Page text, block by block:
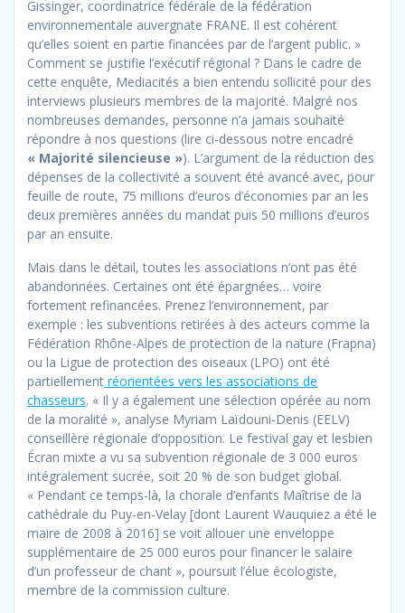
Gissinger, coordinatrice fédérale de la fédération
environnementale auvergnate FRANE. Il est cohérent
qu’elles soient en partie financées par de l’argent public. »
Comment se justifie l’exécutif régional ? Dans le cadre de
cette enquête, Mediacités a bien entendu sollicité pour des
interviews plusieurs membres de la majorité. Malgré nos
nombreuses demandes, personne n’a jamais souhaité
répondre à nos questions (lire ci-dessous notre encadré
« Majorité silencieuse »). L’argument de la réduction des
dépenses de la collectivité a souvent été avancé avec, pour
feuille de route, 75 millions d’euros d’économies par an les
deux premières années du mandat puis 50 millions d’euros
par an ensuite.
Mais dans le détail, toutes les associations n’ont pas été
abandonnées. Certaines ont été épargnées… voire
fortement refinancées. Prenez l’environnement, par
exemple : les subventions retirées à des acteurs comme la
Fédération Rhône-Alpes de protection de la nature (Frapna)
ou la Ligue de protection des oiseaux (LPO) ont été
partiellement réorientées vers les associations de
chasseurs. « Il y a également une sélection opérée au nom
de la moralité », analyse Myriam Laïdouni-Denis (EELV)
conseillère régionale d’opposition. Le festival gay et lesbien
Écran mixte a vu sa subvention régionale de 3 000 euros
intégralement sucrée, soit 20 % de son budget global.
« Pendant ce temps-là, la chorale d’enfants Maîtrise de la
cathédrale du Puy-en-Velay [dont Laurent Wauquiez a été le
maire de 2008 à 2016] se voit allouer une enveloppe
supplémentaire de 25 000 euros pour financer le salaire
d’un professeur de chant », poursuit l’élue écologiste,
membre de la commission culture.